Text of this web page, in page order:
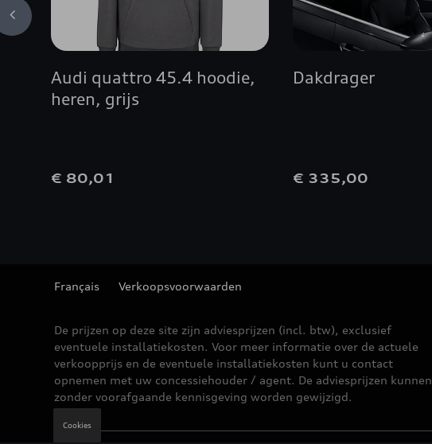
Audi quattro 45.4 hoodie,
heren, grijs
€ 80,01
Dakdrager
€ 335,00
Français Verkoopsvoorwaarden
De prijzen op deze site zijn adviesprijzen (incl. btw), exclusief
eventuele installatiekosten. Voor meer informatie over de actuele
verkoopprijs en de eventuele installatiekosten kunt u contact
opnemen met uw concessiehouder / agent. De adviesprijzen kunnen
zonder voorafgaande kennisgeving worden gewijzigd.
Cookies